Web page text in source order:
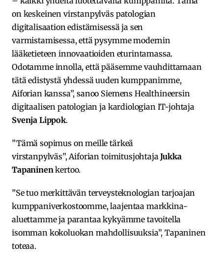
on keskeinen virstanpylväs patologian
digitalisaation edistämisessä ja sen
varmistamisessa, että pysymme modernin
lääketieteen innovaatioiden eturintamassa.
Odotamme innolla, että pääsemme vauhdittamaan
tätä edistystä yhdessä uuden kumppanimme,
Aiforian kanssa”, sanoo Siemens Healthineersin
digitaalisen patologian ja kardiologian IT-johtaja
Svenja Lippok.
”Tämä sopimus on meille tärkeä
virstanpylväs”, Aiforian toimitusjohtajaJukka
Tapaninen kertoo.
”Se tuo merkittävän terveysteknologian tarjoajan
kumppaniverkostoomme, laajentaa markkina-
aluettamme ja parantaa kykyämme tavoitella
isomman kokoluokan mahdollisuuksia”, Tapaninen
toteaa.